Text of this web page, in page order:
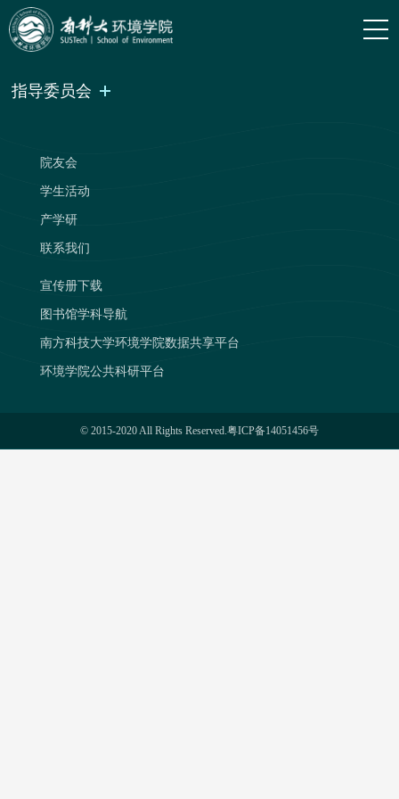
指导委员会
院友会
学生活动
产学研
联系我们
宣传册下载
图书馆学科导航
南方科技大学环境学院数据共享平台
环境学院公共科研平台
© 2015-2020 All Rights Reserved. 粤ICP备14051456号